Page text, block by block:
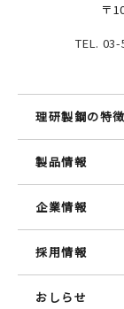
〒
TEL. 03-
理研製鋼の特徴
製品情報
企業情報
採用情報
おしらせ